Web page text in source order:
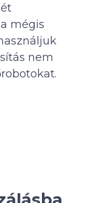
mégis
nem